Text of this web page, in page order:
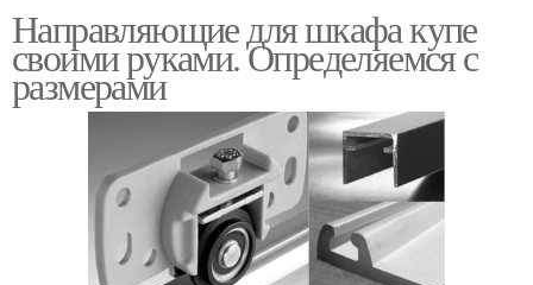
Направляющие для шкафа купе
своими руками. Определяемся с
размерами